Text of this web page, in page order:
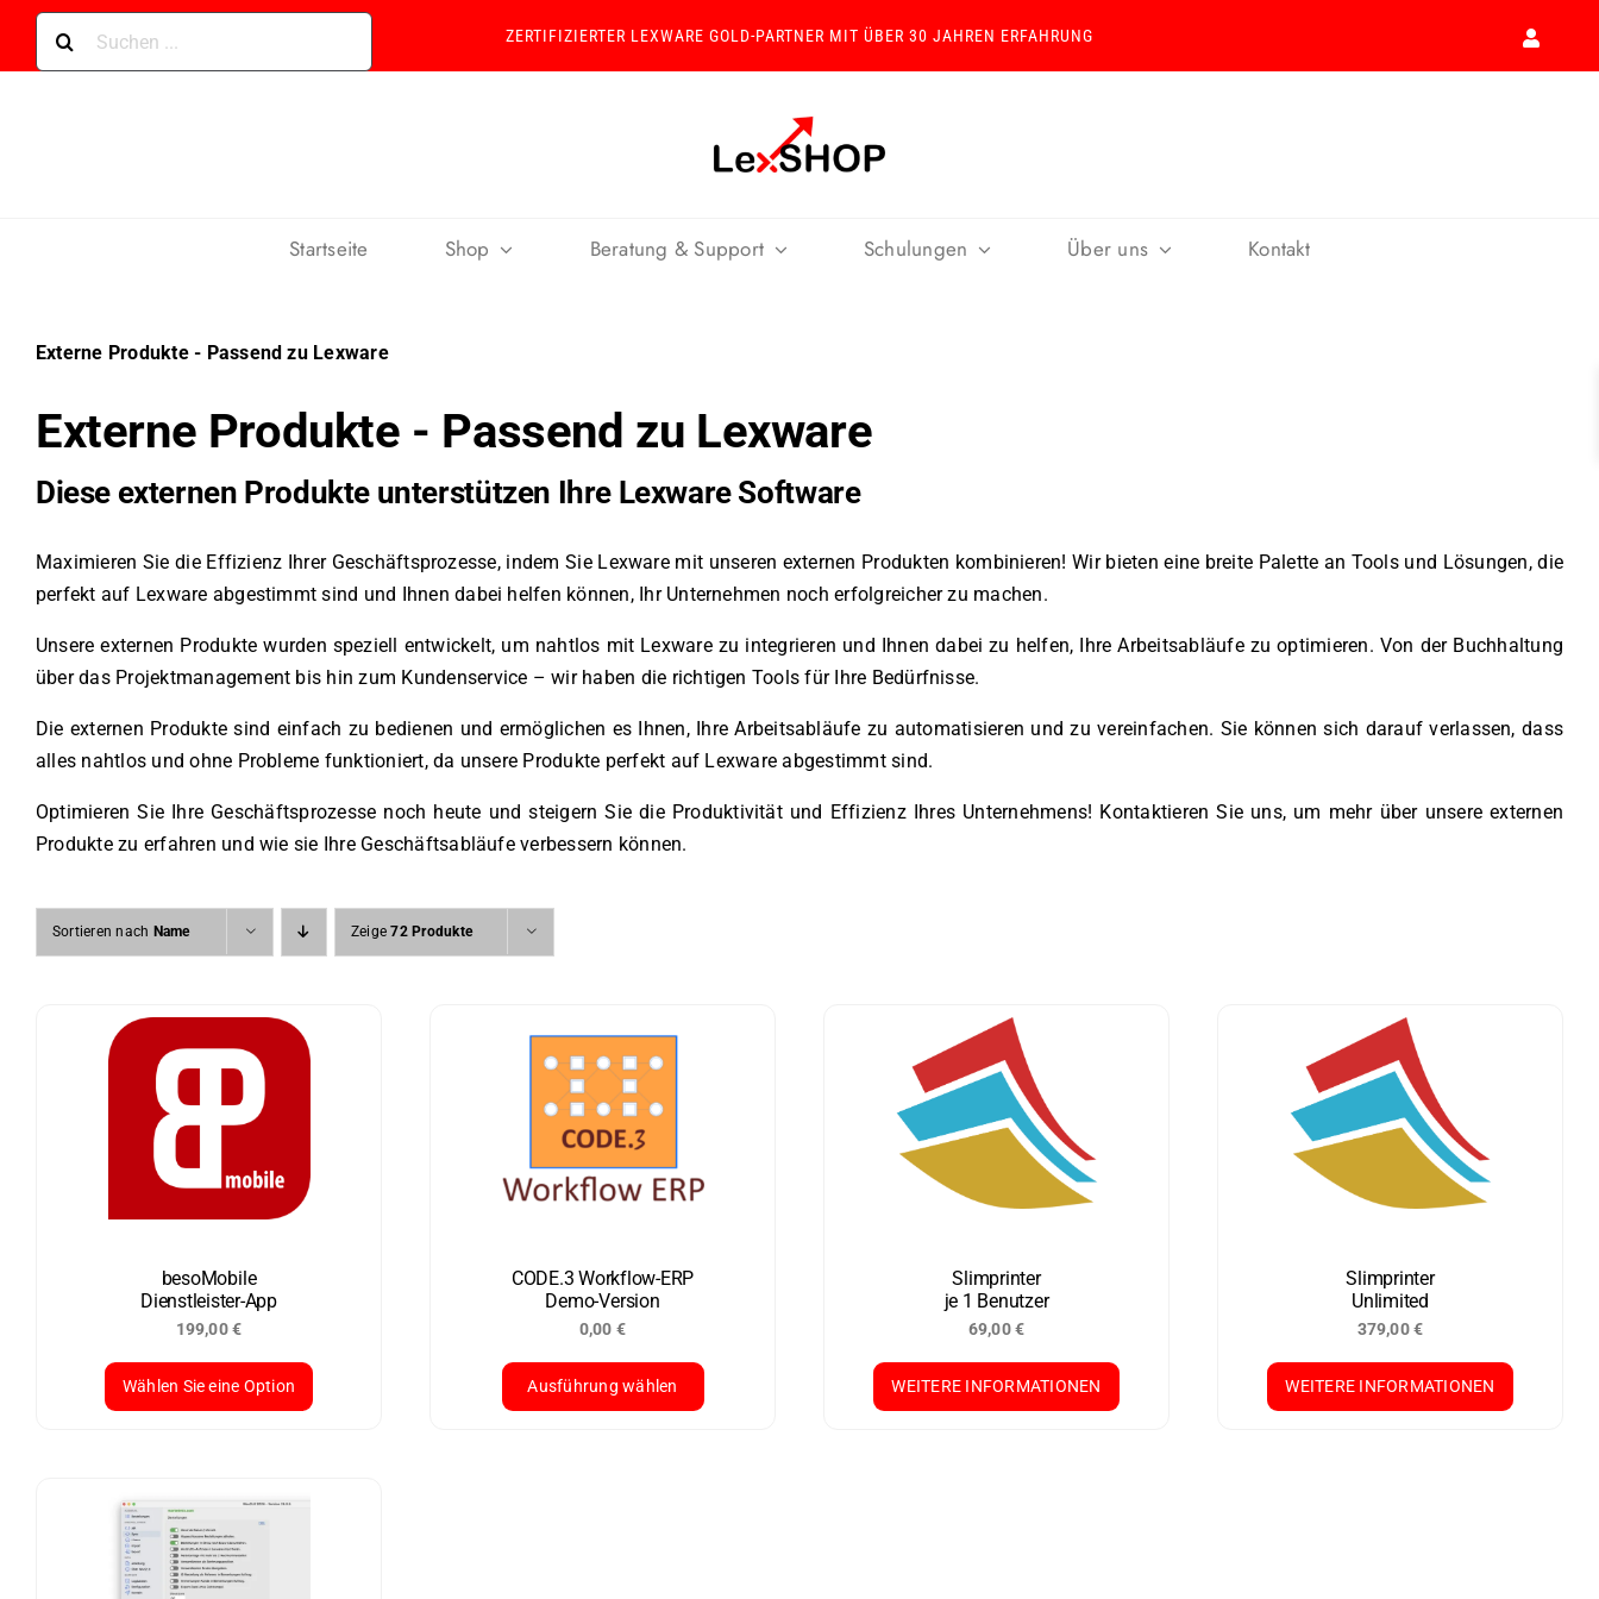
Skip
content
nach:
ZERTIFIZIERTER LEXWARE GOLD-PARTNER MIT ÜBER 30 JAHREN ERFAHRUNG
Startseite Shop Beratung & Support Schulungen Über uns Kontakt
Externe Produkte - Passend zu Lexware
Externe Produkte - Passend zu Lexware
Diese externen Produkte unterstützen Ihre Lexware Software
Maximieren Sie die Effizienz Ihrer Geschäftsprozesse, indem Sie Lexware mit unseren externen Produkten kombinieren! Wir bieten eine breite Palette an Tools und Lösungen, die
perfekt auf Lexware abgestimmt sind und Ihnen dabei helfen können, Ihr Unternehmen noch erfolgreicher zu machen.
Unsere externen Produkte wurden speziell entwickelt, um nahtlos mit Lexware zu integrieren und Ihnen dabei zu helfen, Ihre Arbeitsabläufe zu optimieren. Von der Buchhaltung
über das Projektmanagement bis hin zum Kundenservice – wir haben die richtigen Tools für Ihre Bedürfnisse.
Die externen Produkte sind einfach zu bedienen und ermöglichen es Ihnen, Ihre Arbeitsabläufe zu automatisieren und zu vereinfachen. Sie können sich darauf verlassen, dass
alles nahtlos und ohne Probleme funktioniert, da unsere Produkte perfekt auf Lexware abgestimmt sind.
Optimieren Sie Ihre Geschäftsprozesse noch heute und steigern Sie die Produktivität und Effizienz Ihres Unternehmens! Kontaktieren Sie uns, um mehr über unsere externen
Produkte zu erfahren und wie sie Ihre Geschäftsabläufe verbessern können.
Sortieren nach Name Zeige72 Produkte
besoMobile
Dienstleister-App
199,00€
Wählen Sie eine Option
CODE.3 Workflow-ERP
Demo-Version
0,00 €
Ausführung wählen
Slimprinter
je 1 Benutzer
69,00€
WEITERE INFORMATIONEN
Slimprinter
Unlimited
379,00€
WEITERE INFORMATIONEN